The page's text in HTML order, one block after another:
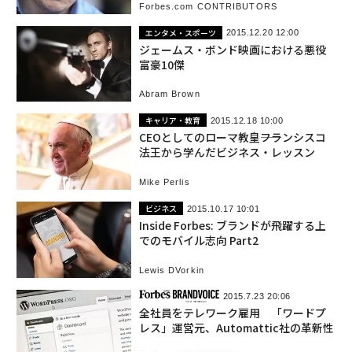
Forbes.com CONTRIBUTORS
エンタメ・スポーツ 2015.12.20 12:00
ジェームス・ボンド映画における悪役
富豪10傑
Abram Brown
キャリア・教育 2015.12.18 10:00
CEOとしてのローマ教皇――フランシスコ
法王から学んだビジネス・レッスン
Mike Perlis
ビジネス 2015.10.17 10:01
Inside Forbes: ブランドが飛躍する上
でのモバイル志向 Part2
Lewis DVorkin
2015.7.23 20:06
全社員をテレワーク雇用 「ワードプ
レス」運営元、Automattic社の革新性